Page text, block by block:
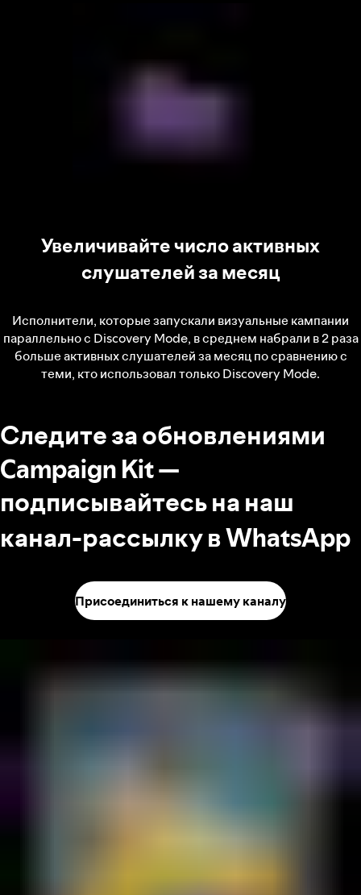
Увеличивайте число активных
слушателей за месяц
Исполнители, которые запускали визуальные кампании
параллельно с Discovery Mode, в среднем набрали в 2 раза
больше активных слушателей за месяц по сравнению с
теми, кто использовал только Discovery Mode.
Следите за обновлениями
Campaign Kit —
подписывайтесь на наш
канал-рассылку в WhatsApp
Присоединиться к нашему каналу